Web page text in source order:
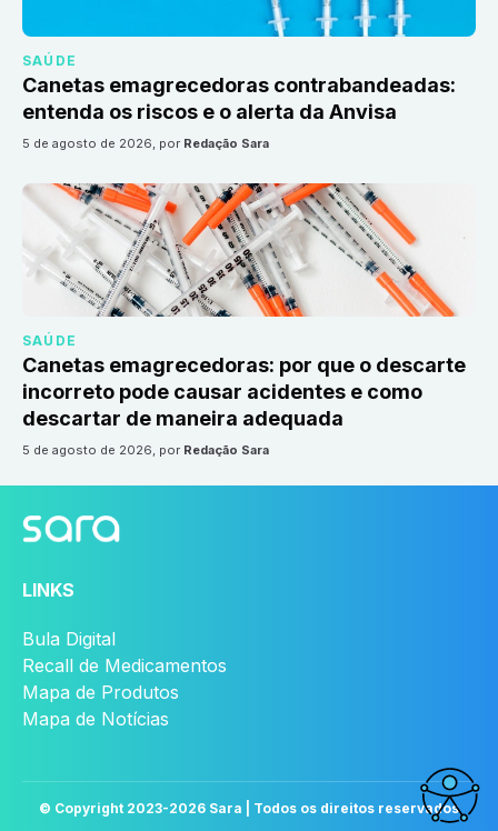
SAÚDE
Canetas emagrecedoras contrabandeadas:
entenda os riscos e o alerta da Anvisa
5 de agosto de 2026, por Redação Sara
SAÚDE
Canetas emagrecedoras: por que o descarte
incorreto pode causar acidentes e como
descartar de maneira adequada
5 de agosto de 2026, por Redação Sara
LINKS
Bula Digital
Recall de Medicamentos
Mapa de Produtos
Mapa de Notícias
© Copyright 2023-2026 Sara | Todos os direitos reservados